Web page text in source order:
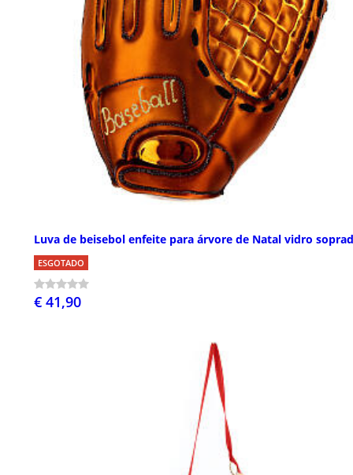
Luva de beisebol enfeite para árvore de Natal vidro
ESGOTADO
€ 41,90